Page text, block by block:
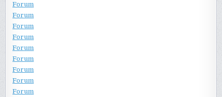
Forum
Forum
Forum
Forum
Forum
Forum
Forum
Forum
Forum